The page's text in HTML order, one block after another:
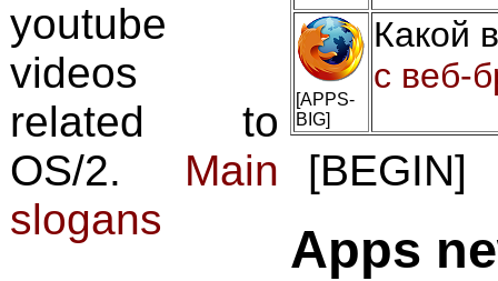
youtube
videos
related to
OS/2. Main
slogans
[APPS-
BIG]
Какой
с веб-
[BEGIN]
Apps